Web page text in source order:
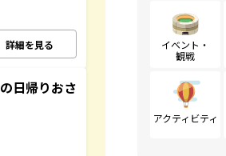
詳細を見る
日帰りおさ
イベント・
観戦
アクティビティ